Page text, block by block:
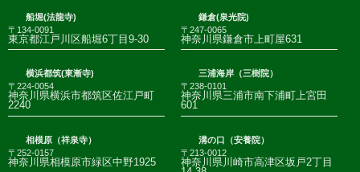
船堀(法龍寺)
〒134-0091
東京都江戸川区船堀6丁目9-30
鎌倉(泉光院)
〒247-0065
神奈川県鎌倉市上町屋631
横浜都筑(東漸寺)
〒224-0054
神奈川県横浜市都筑区佐江戸町
2240
三浦海岸（三樹院）
〒238-0101
神奈川県三浦市南下浦町上宮田
601
相模原（祥泉寺）
〒252-0157
神奈川県相模原市緑区中野1925
溝の口（安養院）
〒213-0012
神奈川県川崎市高津区坂戸2丁目